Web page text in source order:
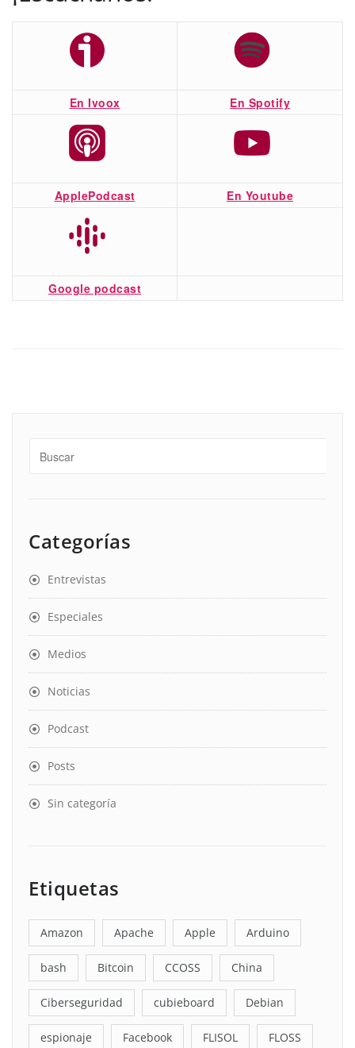
En Ivoox En Spotify
ApplePodcast En Youtube
Google podcast
Categorías
Entrevistas
Especiales
Medios
Noticias
Podcast
Posts
Sin categoría
Etiquetas
Amazon Apache Apple Arduino
bash Bitcoin CCOSS China
Ciberseguridad cubieboard Debian
espionaje Facebook FLISOL FLOSS